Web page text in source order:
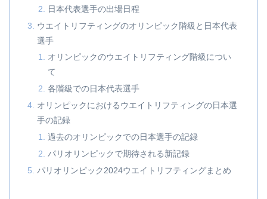
日本代表選手の出場日程
ウエイトリフティングのオリンピック階級と日本代表
選手
オリンピックのウエイトリフティング階級につい
て
各階級での日本代表選手
オリンピックにおけるウエイトリフティングの日本選
手の記録
過去のオリンピックでの日本選手の記録
パリオリンピックで期待される新記録
パリオリンピック2024ウエイトリフティングまとめ